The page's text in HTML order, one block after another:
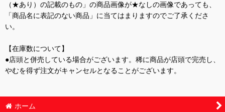
（★あり）の記載のもの」の商品画像が★なしの画像であっても、
「商品名に表記のない商品」に当てはまりますのでご了承くださ
い。
【在庫数について】
●店頭と併売している場合がございます。稀に商品が店頭で完売し、
やむを得ず注文がキャンセルとなることがございます。
ホーム